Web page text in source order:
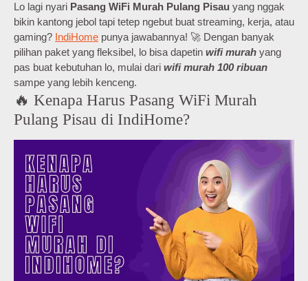
Lo lagi nyari Pasang WiFi Murah Pulang Pisau yang nggak
bikin kantong jebol tapi tetep ngebut buat streaming, kerja, atau
gaming? IndiHome punya jawabannya! 🚀 Dengan banyak
pilihan paket yang fleksibel, lo bisa dapetin wifi murah yang
pas buat kebutuhan lo, mulai dari wifi murah 100 ribuan
sampe yang lebih kenceng.
🔥 Kenapa Harus Pasang WiFi Murah
Pulang Pisau di IndiHome?